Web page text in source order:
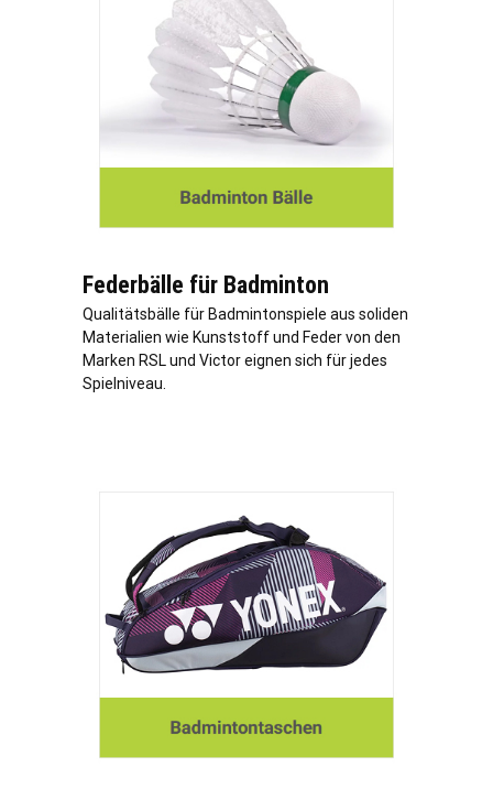
Federbälle für Badminton
Qualitätsbälle für Badmintonspiele aus soliden
Materialien wie Kunststoff und Feder von den
Marken RSL und Victor eignen sich für jedes
Spielniveau.